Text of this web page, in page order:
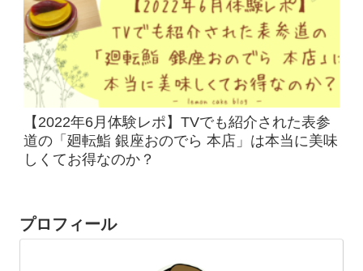
【2022年6月体験レポ】TVでも紹介された表参
道の「廻転鮨 銀座おのでら 本店」は本当に美味
しくてお得なのか？
プロフィール